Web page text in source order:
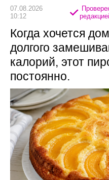
07.08.2026
10:12
Когда хочется
долгого
калорий, этот
постоянно.